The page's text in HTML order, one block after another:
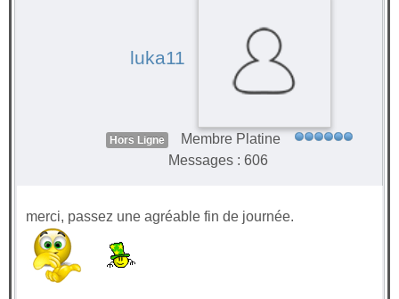
luka11
Hors Ligne
Membre Platine
Messages : 606
merci, passez une agréable fin de journée.